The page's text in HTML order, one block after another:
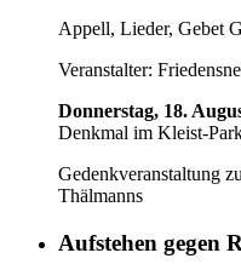
Appell, Lieder, Gebet
Veranstalter:
Donnerstag, 18.
Denkmal im Kleist-
Gedenkveranstaltung
Thälmanns
Aufstehen gegen